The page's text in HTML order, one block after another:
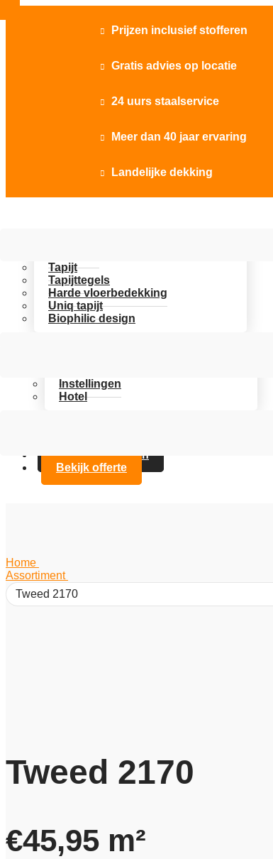
 Prijzen inclusief stofferen
 Gratis advies op locatie
 24 uurs staalservice
 Meer dan 40 jaar ervaring
 Landelijke dekking
Tapijt
Tapijttegels
Harde vloerbedekking
Uniq tapijt
Biophilic design
Instellingen
Hotel
Contact opnemen
Bekijk offerte
Home
Assortiment
Tweed 2170
Tweed 2170
€45,95 m²